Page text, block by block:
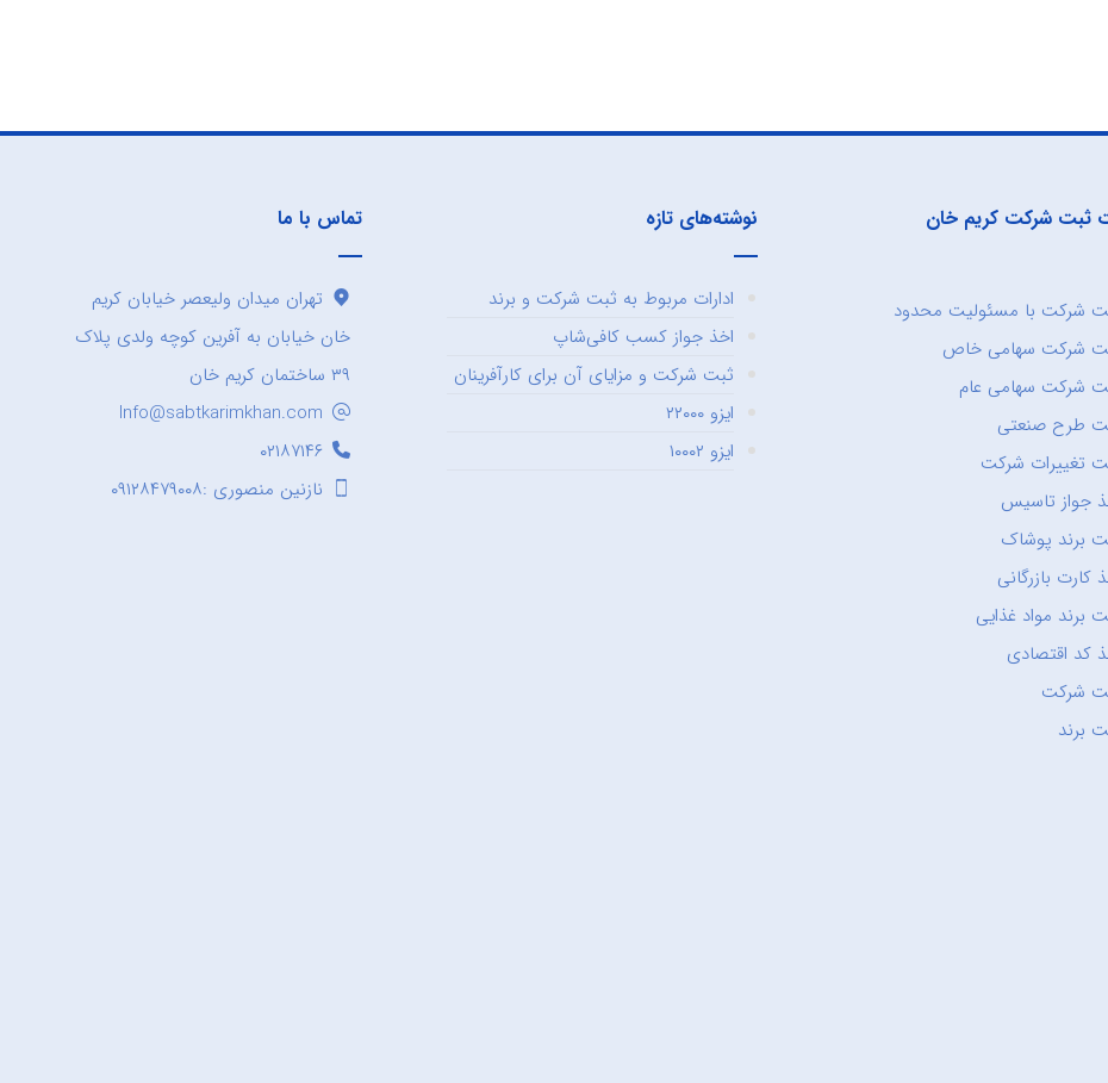
ثبت شرکت کریم خان
شرکت با مسئولیت محدود
شرکت سهامی خاص
شرکت سهامی عام
طرح صنعتی
تغییرات شرکت
جواز تاسیس
برند پوشاک
کارت بازرگانی
برند مواد غذایی
کد اقتصادی
شرکت
برند
نوشته‌های تازه
ادارات مربوط به ثبت شرکت و برند
اخذ جواز کسب کافی‌شاپ
ثبت شرکت و مزایای آن برای کارآفرینان
ایزو ۲۲۰۰۰
ایزو ۱۰۰۰۲
تماس با ما
تهران میدان ولیعصر خیابان کریم
خان خیابان به آفرین کوچه ولدی پلاک
۳۹ ساختمان کریم خان
Info@sabtkarimkhan.com
۰۲۱۸۷۱۴۶
نازنین منصوری :۰۹۱۲۸۴۷۹۰۰۸